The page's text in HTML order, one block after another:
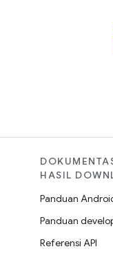
HASIL
Panduan
Panduan
Referensi API